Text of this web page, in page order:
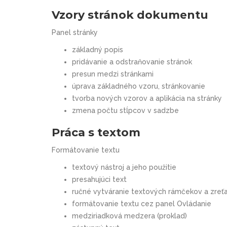
Vzory stránok dokumentu
Panel stránky
základný popis
pridávanie a odstraňovanie stránok
presun medzi stránkami
úprava základného vzoru, stránkovanie
tvorba nových vzorov a aplikácia na stránky
zmena počtu stĺpcov v sadzbe
Práca s textom
Formátovanie textu
textový nástroj a jeho použitie
presahujúci text
ručné vytváranie textových rámčekov a
formátovanie textu cez panel Ovládanie
medziriadková medzera (proklad)